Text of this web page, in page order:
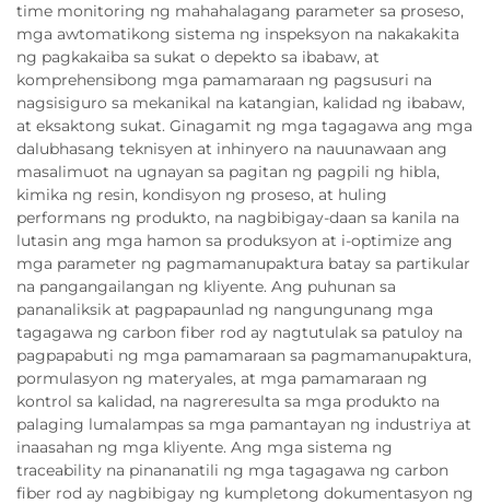
time monitoring ng mahahalagang parameter sa proseso,
mga awtomatikong sistema ng inspeksyon na nakakakita
ng pagkakaiba sa sukat o depekto sa ibabaw, at
komprehensibong mga pamamaraan ng pagsusuri na
nagsisiguro sa mekanikal na katangian, kalidad ng ibabaw,
at eksaktong sukat. Ginagamit ng mga tagagawa ang mga
dalubhasang teknisyen at inhinyero na nauunawaan ang
masalimuot na ugnayan sa pagitan ng pagpili ng hibla,
kimika ng resin, kondisyon ng proseso, at huling
performans ng produkto, na nagbibigay-daan sa kanila na
lutasin ang mga hamon sa produksyon at i-optimize ang
mga parameter ng pagmamanupaktura batay sa partikular
na pangangailangan ng kliyente. Ang puhunan sa
pananaliksik at pagpapaunlad ng nangungunang mga
tagagawa ng carbon fiber rod ay nagtutulak sa patuloy na
pagpapabuti ng mga pamamaraan sa pagmamanupaktura,
pormulasyon ng materyales, at mga pamamaraan ng
kontrol sa kalidad, na nagreresulta sa mga produkto na
palaging lumalampas sa mga pamantayan ng industriya at
inaasahan ng mga kliyente. Ang mga sistema ng
traceability na pinananatili ng mga tagagawa ng carbon
fiber rod ay nagbibigay ng kumpletong dokumentasyon ng